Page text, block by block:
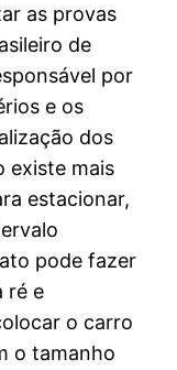
as provas
de
por
e os
dos
existe mais
estacionar,
pode fazer
ré e
o carro
o tamanho